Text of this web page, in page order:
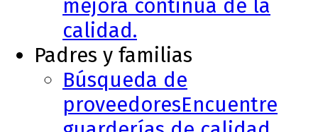
mejora continua de la
calidad.
Padres y familias
Búsqueda de
proveedoresEncuentre